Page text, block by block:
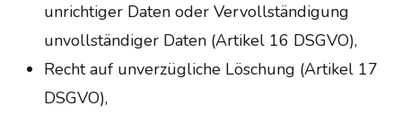
unrichtiger Daten oder Vervollständigung
unvollständiger Daten (Artikel 16 DSGVO),
Recht auf unverzügliche Löschung (Artikel 17
DSGVO),